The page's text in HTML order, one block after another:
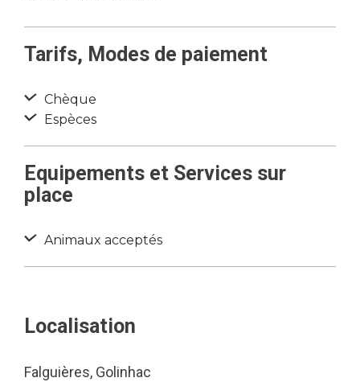
Tarifs, Modes de paiement
Chèque
Espèces
Equipements et Services sur
place
Animaux acceptés
Localisation
Falguières, Golinhac